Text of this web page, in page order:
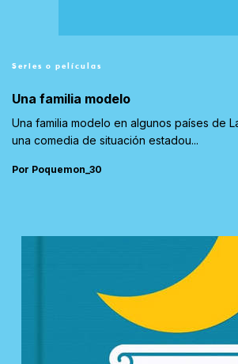
Series o películas
Una familia modelo
Una familia modelo en algunos países de
una comedia de situación estadou...
Por Poquemon_30